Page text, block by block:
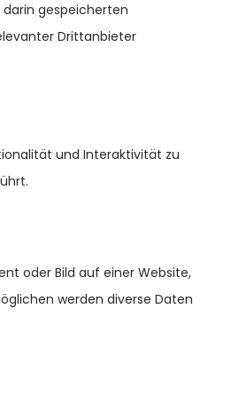
gespeicherten
Drittanbieter
und Interaktivität zu
oder Bild auf einer Website,
werden diverse Daten